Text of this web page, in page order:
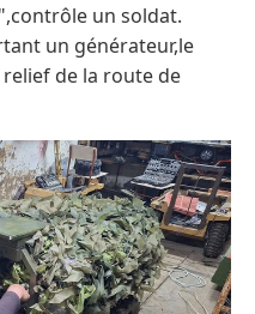
un soldat.
un générateur,le
de la route de